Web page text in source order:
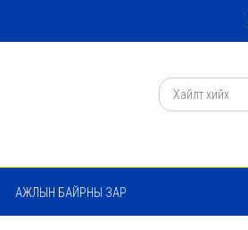
АЖЛЫН БАЙРНЫ ЗАР